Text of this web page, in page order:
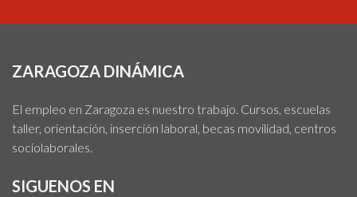
ZARAGOZA DINÁMICA
El empleo en Zaragoza es nuestro trabajo. Cursos, escuelas
taller, orientación, inserción laboral, becas movilidad, centros
sociolaborales.
SIGUENOS EN